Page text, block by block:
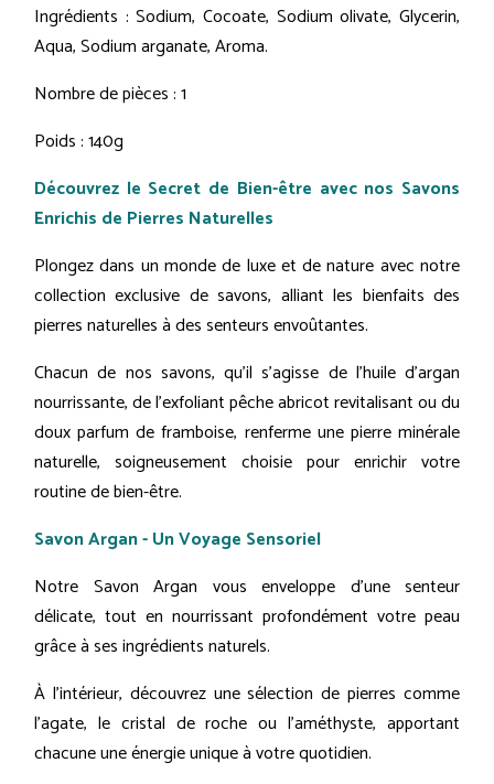
Ingrédients : Sodium, Cocoate, Sodium olivate, Glycerin,
Aqua, Sodium arganate, Aroma.
Nombre de pièces : 1
Poids : 140g
Découvrez le Secret de Bien-être avec nos Savons
Enrichis de Pierres Naturelles
Plongez dans un monde de luxe et de nature avec notre
collection exclusive de savons, alliant les bienfaits des
pierres naturelles à des senteurs envoûtantes.
Chacun de nos savons, qu'il s'agisse de l'huile d'argan
nourrissante, de l'exfoliant pêche abricot revitalisant ou du
doux parfum de framboise, renferme une pierre minérale
naturelle, soigneusement choisie pour enrichir votre
routine de bien-être.
Savon Argan - Un Voyage Sensoriel
Notre Savon Argan vous enveloppe d'une senteur
délicate, tout en nourrissant profondément votre peau
grâce à ses ingrédients naturels.
À l'intérieur, découvrez une sélection de pierres comme
l'agate, le cristal de roche ou l'améthyste, apportant
chacune une énergie unique à votre quotidien.